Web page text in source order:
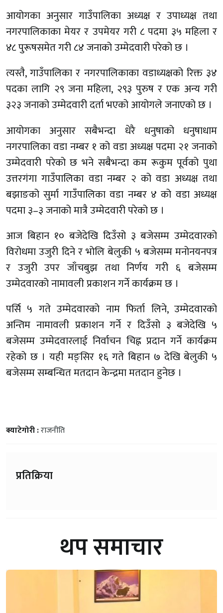
आयोगका अनुसार गाउँपालिका अध्यक्ष र उपाध्यक्ष तथा
नगरपालिकाका मेयर र उपमेयर गरी ८ पदमा ३५ महिला र
४८ पुरूषसमेत गरी ८४ जनाको उम्मेदवारी परेको छ ।
त्यस्तै, गाउँपालिका र नगरपालिकाका वडाध्यक्षको रिक्त ३४
पदका लागि २९ जना महिला, २९३ पुरुष र एक अन्य गरी
३२३ जनाको उम्मेदवारी दर्ता भएको आयोगले जनाएको छ ।
आयोगका अनुसार सबैभन्दा धेरै धनुषाको धनुषाधाम
नगरपालिका वडा नम्बर १ को वडा अध्यक्ष पदमा २१ जनाको
उम्मेदवारी परेको छ भने सबैभन्दा कम रूकुम पूर्वको पुथा
उत्तरगंगा गाउँपालिका वडा नम्बर २ को वडा अध्यक्ष तथा
बझाङको सुर्मा गाउँपालिका वडा नम्बर ४ को वडा अध्यक्ष
पदमा ३–३ जनाको मात्रै उम्मेदवारी परेको छ ।
आज बिहान १० बजेदेखि दिउँसो ३ बजेसम्म उम्मेदवारको
विरोधमा उजुरी दिने र भोलि बेलुकी ५ बजेसम्म मनोनयनपत्र
र उजुरी उपर जाँचबुझ तथा निर्णय गरी ६ बजेसम्म
उम्मेदवारको नामावली प्रकाशन गर्ने कार्यक्रम छ ।
पर्सि ५ गते उम्मेदवारको नाम फिर्ता लिने, उम्मेदवारको
अन्तिम नामावली प्रकाशन गर्ने र दिउँसो ३ बजेदेखि ५
बजेसम्म उम्मेदवारलाई निर्वाचन चिह्न प्रदान गर्ने कार्यक्रम
रहेको छ । यही मङ्सिर १६ गते बिहान ७ देखि बेलुकी ५
बजेसम्म सम्बन्धित मतदान केन्द्रमा मतदान हुनेछ ।
क्याटेगोरी :राजनीति
प्रतिक्रिया
थप समाचार